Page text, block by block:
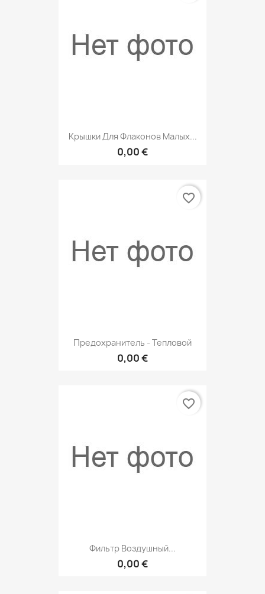
Крышки Для Флаконов Малых...
0,00 €
Предохранитель - Тепловой
0,00 €
favorite_border
Фильтр Воздушный...
0,00 €
favorite_border